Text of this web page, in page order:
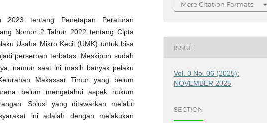
2023 tentang Penetapan Peraturan
Nomor 2 Tahun 2022 tentang Cipta
Usaha Mikro Kecil (UMK) untuk bisa
perseroan terbatas. Meskipun sudah
namun saat ini masih banyak pelaku
Makassar Timur yang belum
belum mengetahui aspek hukum
Solusi yang ditawarkan melalui
ini adalah dengan melakukan
More Citation Formats
ISSUE
Vol. 3 No. 06 (2025):
NOVEMBER 2025
SECTION